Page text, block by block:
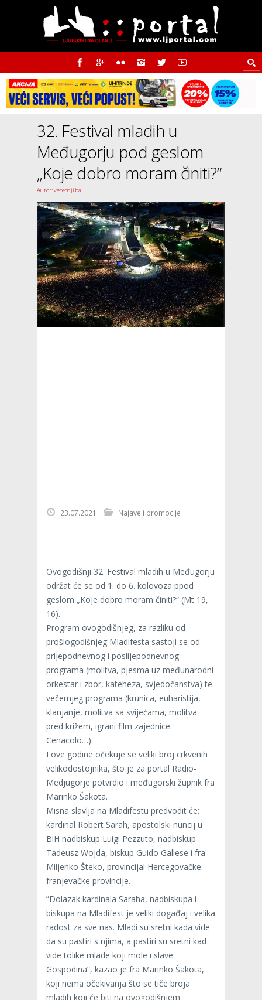
32. Festival mladih u
Međugorju pod geslom
„Koje dobro moram činiti?“
Autor: vecernji.ba
23.07.2021 Najave i promocije
Ovogodišnji 32. Festival mladih u Međugorju
održat će se od 1. do 6. kolovoza ppod
geslom „Koje dobro moram činiti?“ (Mt 19,
16).
Program ovogodišnjeg, za razliku od
prošlogodišnjeg Mladifesta sastoji se od
prijepodnevnog i poslijepodnevnog
programa (molitva, pjesma uz međunarodni
orkestar i zbor, kateheza, svjedočanstva) te
večernjeg programa (krunica, euharistija,
klanjanje, molitva sa svijećama, molitva
pred križem, igrani film zajednice
Cenacolo…).
I ove godine očekuje se veliki broj crkvenih
velikodostojnika, što je za portal Radio-
Medjugorje potvrdio i međugorski župnik fra
Marinko Šakota.
Misna slavlja na Mladifestu predvodit će:
kardinal Robert Sarah, apostolski nuncij u
BiH nadbiskup Luigi Pezzuto, nadbiskup
Tadeusz Wojda, biskup Guido Gallese i fra
Miljenko Šteko, provincijal Hercegovačke
franjevačke provincije.
”Dolazak kardinala Saraha, nadbiskupa i
biskupa na Mladifest je veliki događaj i velika
radost za sve nas. Mladi su sretni kada vide
da su pastiri s njima, a pastiri su sretni kad
vide tolike mlade koji mole i slave
Gospodina”, kazao je fra Marinko Šakota,
koji nema očekivanja što se tiče broja
mladih koji će biti na ovogodišnjem